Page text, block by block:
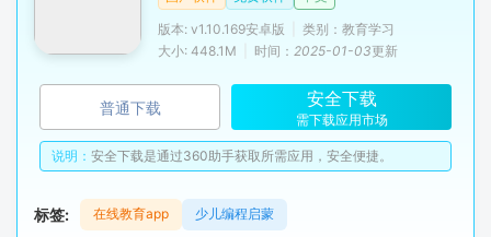
版本: v1.10.169安卓版
类别：教育学习
大小: 448.1M
时间： 2025-01-03更新
普通下载 安全下载
需下载应用市场
说明： 安全下载是通过360助手获取所需应用，安全便捷。
标签: 在线教育app 少儿编程启蒙